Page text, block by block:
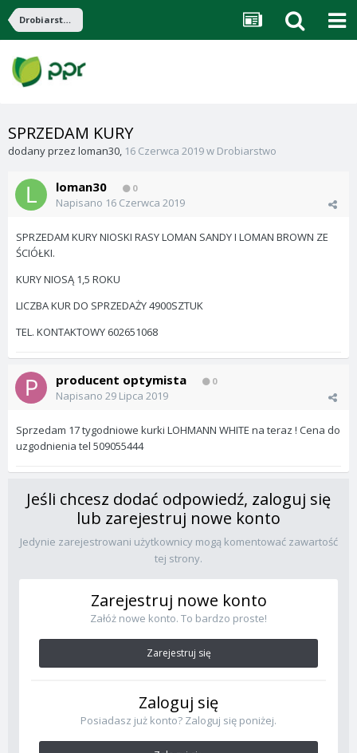
Drobiarstwo
SPRZEDAM KURY
dodany przez loman30, 16 Czerwca 2019w Drobiarstwo
loman30 0
Napisano 16 Czerwca 2019
SPRZEDAM KURY NIOSKI RASY LOMAN SANDY I LOMAN BROWN ZE
ŚCIÓŁKI.
KURY NIOSĄ 1,5 ROKU
LICZBA KUR DO SPRZEDAŻY 4900SZTUK
TEL. KONTAKTOWY 602651068
producent optymista 0
Napisano 29 Lipca 2019
Sprzedam 17 tygodniowe kurki LOHMANN WHITE na teraz ! Cena do
uzgodnienia tel 509055444
Jeśli chcesz dodać odpowiedź, zaloguj się
lub zarejestruj nowe konto
Jedynie zarejestrowani użytkownicy mogą komentować zawartość
tej strony.
Zarejestruj nowe konto
Załóż nowe konto. To bardzo proste!
Zarejestruj się
Zaloguj się
Posiadasz już konto? Zaloguj się poniżej.